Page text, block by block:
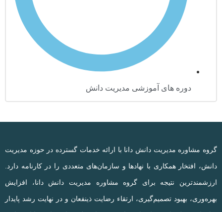
دوره های آموزشی مدیریت دانش
گروه مشاوره مدیریت دانش دانا با ارائه خدمات گسترده در حوزه مدیریت
دانش، افتخار همکاری با نهادها و سازمان‌های متعددی را در کارنامه دارد.
ارزشمندترین نتیجه برای گروه مشاوره مدیریت دانش دانا، افزایش
بهره‌وری، بهبود تصمیم‌گیری، ارتقاء رضایت ذینفعان و در نهایت رشد پایدار